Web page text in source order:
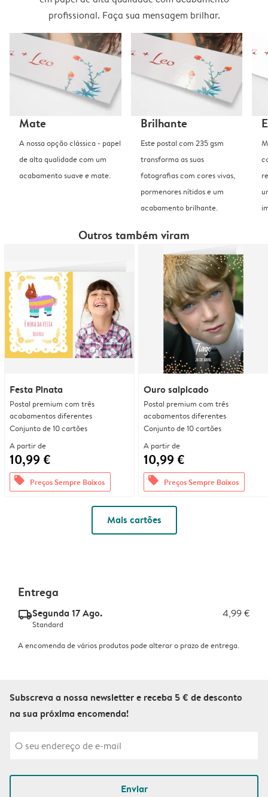
profissional. Faça sua mensagem brilhar.
Mate
A nossa opção clássica - papel
de alta qualidade com um
acabamento suave e mate.
Brilhante
Este postal com 235 gsm
transforma as suas
fotografias com cores vivas,
pormenores nítidos e um
acabamento brilhante.
Outros também viram
Festa Pinata
Postal premium com três
acabamentos diferentes
Conjunto de 10 cartões
A partir de
10,99 €
offers Preços Sempre Baixos
Ouro salpicado
Postal premium com três
acabamentos diferentes
Conjunto de 10 cartões
A partir de
10,99 €
offers Preços Sempre Baixos
Mais cartões
Entrega
delivery_standard_v2Segunda 17 Ago. 4,99 €
Standard
A encomenda de vários produtos pode alterar o prazo de entrega.
Subscreva a nossa newsletter e receba 5 € de desconto
na sua próxima encomenda!
Enviar